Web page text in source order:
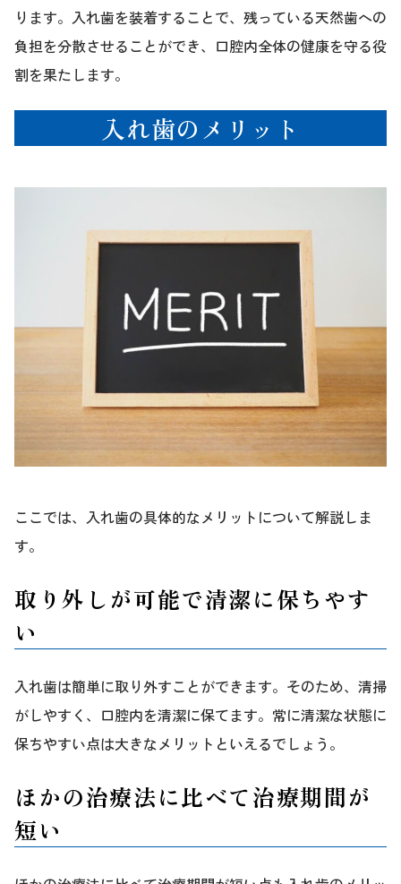
ります。入れ歯を装着することで、残っている天然歯への
負担を分散させることができ、口腔内全体の健康を守る役
割を果たします。
入れ歯のメリット
ここでは、入れ歯の具体的なメリットについて解説しま
す。
取り外しが可能で清潔に保ちやす
い
入れ歯は簡単に取り外すことができます。そのため、清掃
がしやすく、口腔内を清潔に保てます。常に清潔な状態に
保ちやすい点は大きなメリットといえるでしょう。
ほかの治療法に比べて治療期間が
短い